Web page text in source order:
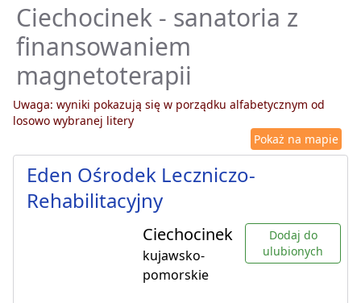
Ciechocinek - sanatoria z
finansowaniem
magnetoterapii
Uwaga: wyniki pokazują się w porządku alfabetycznym od
losowo wybranej litery
Pokaż na mapie
Eden Ośrodek Leczniczo-
Rehabilitacyjny
Ciechocinek
kujawsko-
pomorskie
Dodaj do
ulubionych